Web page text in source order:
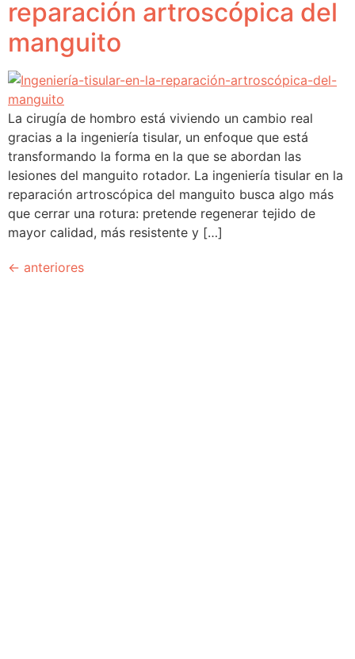
reparación artroscópica del
manguito
La cirugía de hombro está viviendo un cambio real
gracias a la ingeniería tisular, un enfoque que está
transformando la forma en la que se abordan las
lesiones del manguito rotador. La ingeniería tisular en la
reparación artroscópica del manguito busca algo más
que cerrar una rotura: pretende regenerar tejido de
mayor calidad, más resistente y […]
← anteriores